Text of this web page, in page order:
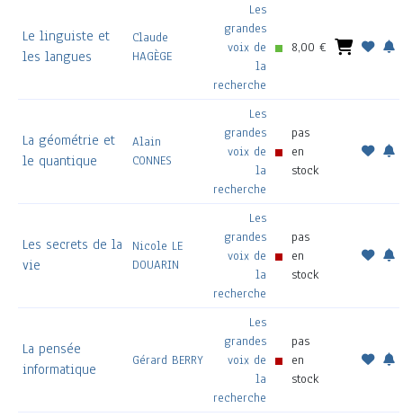
Le linguiste et
les langues
Claude
HAGÈGE
Les
grandes
voix de
la
recherche
8,00 €
La géométrie et
le quantique
Alain
CONNES
Les
grandes
voix de
la
recherche
pas
en
stock
Les secrets de la
vie
Nicole LE
DOUARIN
Les
grandes
voix de
la
recherche
pas
en
stock
La pensée
informatique
Gérard BERRY
Les
grandes
voix de
la
recherche
pas
en
stock